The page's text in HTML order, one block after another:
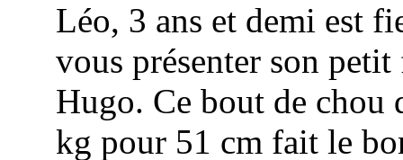
Léo, 3 ans et demi est
vous présenter son petit
Hugo. Ce bout de chou
kg pour 51 cm fait le